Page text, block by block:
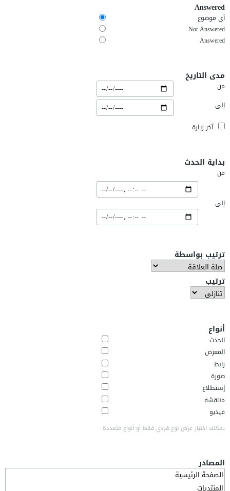
Answered
أي موضوع
Not Answered
Answered
مدى التاريخ
من
إلى
آخر زيارة
بداية الحدث
من
إلى
ترتيب بواسطة
ترتيب
أنواع
الحدث
المعرض
رابط
صورة
إستطلاع
مناقشة
فيديو
يمكنك اختيار عرض نوع فردي فقط أو أنواع متعددة.
المصادر